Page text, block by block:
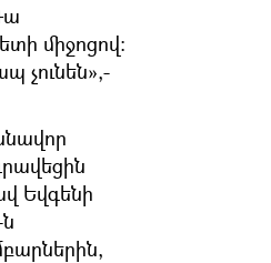
միջոցով:
չունեն»,-
Եվգենի